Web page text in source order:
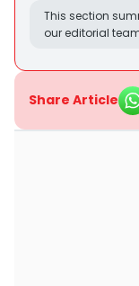
This section
our editorial
Share Article